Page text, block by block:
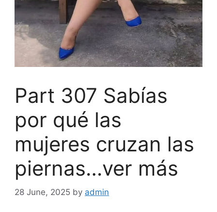
Part 307 Sabías
por qué las
mujeres cruzan las
piernas…ver más
28 June, 2025 by admin